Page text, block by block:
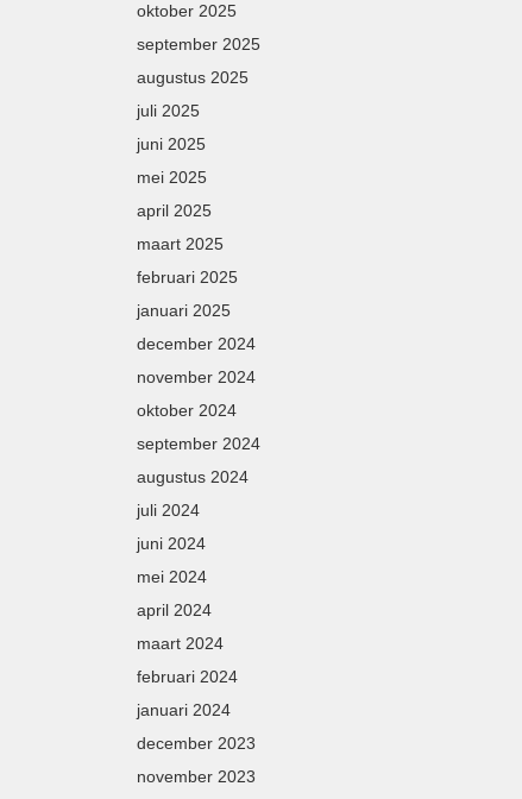
oktober 2025
september 2025
augustus 2025
juli 2025
juni 2025
mei 2025
april 2025
maart 2025
februari 2025
januari 2025
december 2024
november 2024
oktober 2024
september 2024
augustus 2024
juli 2024
juni 2024
mei 2024
april 2024
maart 2024
februari 2024
januari 2024
december 2023
november 2023